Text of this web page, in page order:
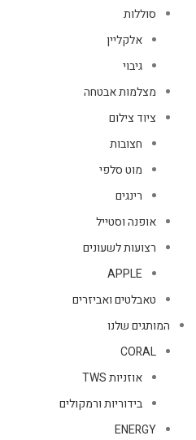
סוללות
אלקליין
גיבוי
מצלמות אבטחה
ציוד צילום
חצובות
מוט סלפי
רינגים
אופנה וסטייל
רצועות לשעונים
APPLE
טאבלטים ואביזרים
המותגים שלנו
CORAL
אוזניות TWS
בידוריות ורמקולים
ENERGY